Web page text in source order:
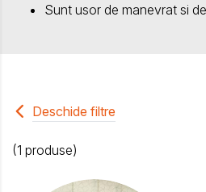
Sunt usor de manevrat si
Deschide filtre
(1 produse)